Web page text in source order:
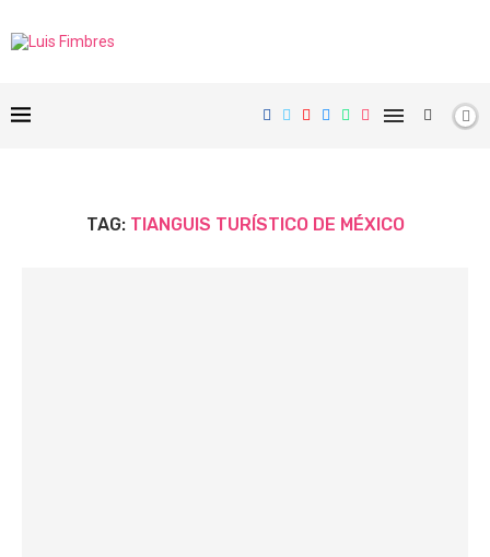
TAG: TIANGUIS TURÍSTICO DE MÉXICO